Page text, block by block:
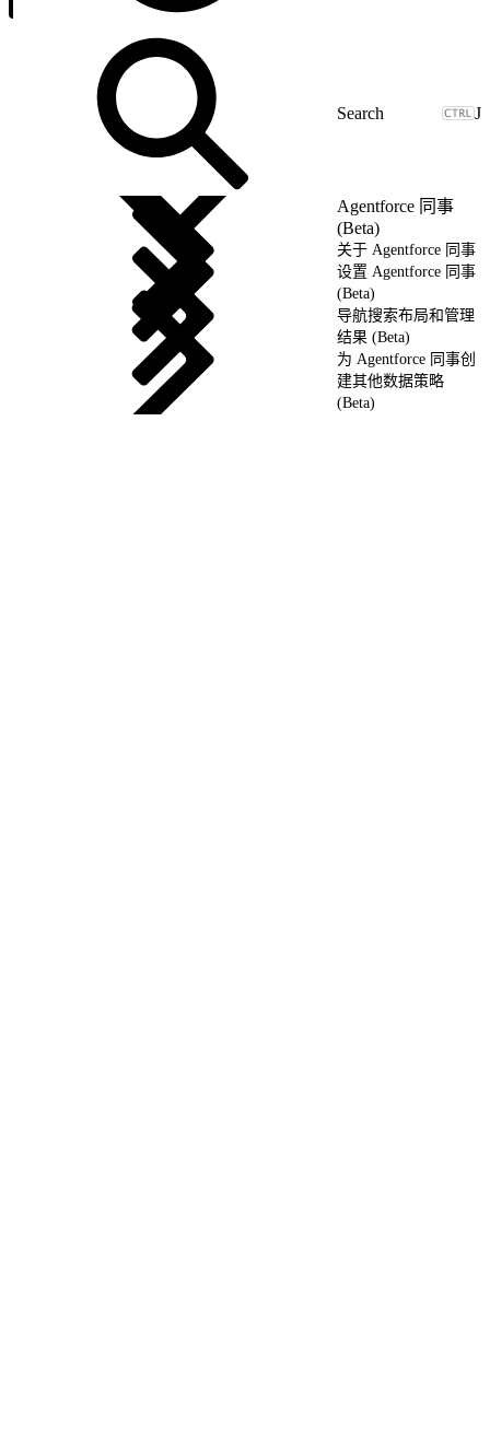
J
Agentforce 同事
(Beta)
关于 Agentforce 同事
设置 Agentforce 同事
(Beta)
导航搜索布局和管理
结果 (Beta)
为 Agentforce 同事创
建其他数据策略
(Beta)